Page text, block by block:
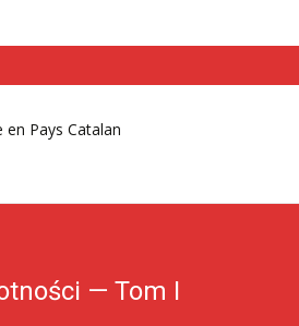
— Tom I